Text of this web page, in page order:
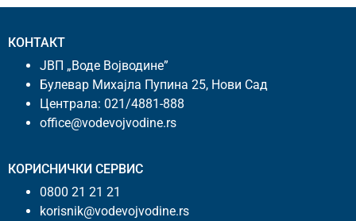
КОНТАКТ
ЈВП „Воде Војводине”
Булевар Михајла Пупина 25, Нови Сад
Централа: 021/4881-888
office@vodevojvodine.rs
КОРИСНИЧКИ СЕРВИС
0800 21 21 21
korisnik@vodevojvodine.rs